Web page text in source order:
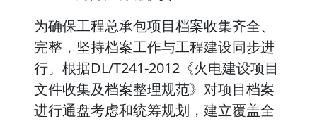
为确保工程总承包项目档案收集齐全、
完整，坚持档案工作与工程建设同步进
行。根据DL/T241-2012《火电建设项目
文件收集及档案整理规范》对项目档案
进行通盘考虑和统筹规划，建立覆盖全